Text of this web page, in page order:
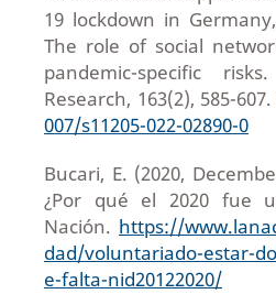
19 lockdown in
The role of social
pandemic-specific
Research, 163(2), 585-607.
007/s11205-022-02890-0
Bucari, E. (2020,
¿Por qué el 2020 fue
Nación. https://
dad/voluntariado-estar-
e-falta-nid20122020/